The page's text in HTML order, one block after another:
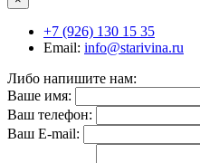
+7 (926) 130 15 35
Email: info@starivina.ru
Либо напишите нам:
Ваше имя:
Ваш телефон:
Ваш E-mail: